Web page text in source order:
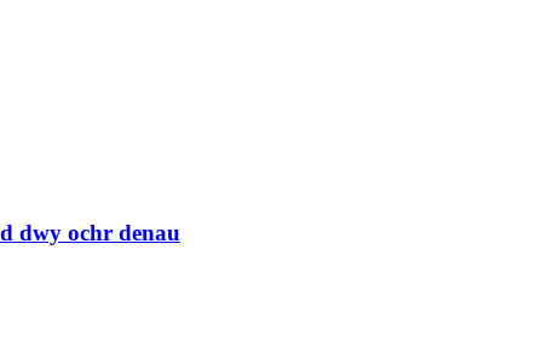
dwy ochr denau